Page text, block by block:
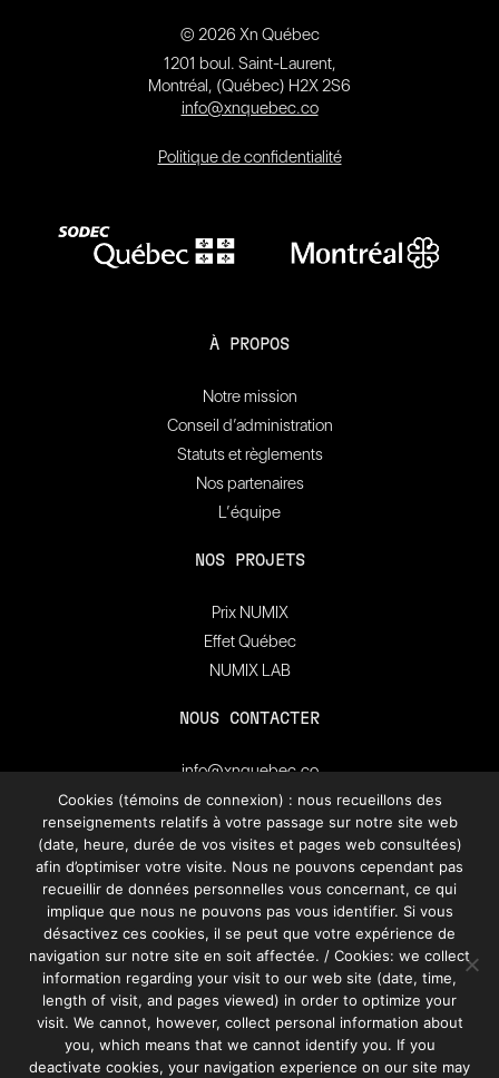
© 2026 Xn Québec
1201 boul. Saint-Laurent,
Montréal, (Québec) H2X 2S6
info@xnquebec.co
Politique de confidentialité
À PROPOS
Notre mission
Conseil d’administration
Statuts et règlements
Nos partenaires
L’équipe
NOS PROJETS
Prix NUMIX
Effet Québec
NUMIX LAB
NOUS CONTACTER
info@xnquebec.co
Salle de presse
FAQ
Inscrivez-vous à
l'infolettre de XN Québec.
S’INSCRIRE
Cookies (témoins de connexion) : nous recueillons des
renseignements relatifs à votre passage sur notre site web
(date, heure, durée de vos visites et pages web consultées)
afin d’optimiser votre visite. Nous ne pouvons cependant pas
recueillir de données personnelles vous concernant, ce qui
implique que nous ne pouvons pas vous identifier. Si vous
désactivez ces cookies, il se peut que votre expérience de
navigation sur notre site en soit affectée. / Cookies: we collect
information regarding your visit to our web site (date, time,
length of visit, and pages viewed) in order to optimize your
visit. We cannot, however, collect personal information about
you, which means that we cannot identify you. If you
deactivate cookies, your navigation experience on our site may